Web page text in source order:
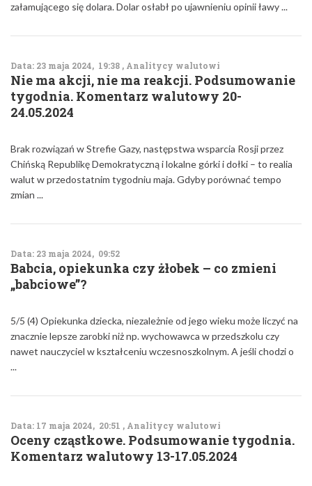
załamującego się dolara. Dolar osłabł po ujawnieniu opinii ławy ...
Data: 23 maja 2024, 19:38 , Analitycy walutowi
Nie ma akcji, nie ma reakcji. Podsumowanie
tygodnia. Komentarz walutowy 20-
24.05.2024
Brak rozwiązań w Strefie Gazy, następstwa wsparcia Rosji przez
Chińską Republikę Demokratyczną i lokalne górki i dołki – to realia
walut w przedostatnim tygodniu maja. Gdyby porównać tempo
zmian ...
Data: 23 maja 2024, 09:52
Babcia, opiekunka czy żłobek – co zmieni
„babciowe”?
5/5 (4) Opiekunka dziecka, niezależnie od jego wieku może liczyć na
znacznie lepsze zarobki niż np. wychowawca w przedszkolu czy
nawet nauczyciel w kształceniu wczesnoszkolnym. A jeśli chodzi o
...
Data: 17 maja 2024, 20:51 , Analitycy walutowi
Oceny cząstkowe. Podsumowanie tygodnia.
Komentarz walutowy 13-17.05.2024